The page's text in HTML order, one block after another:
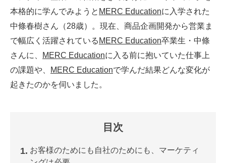
本格的に学んでみようと MERC Educationに入学された
中條春樹さん（28歳）。現在、商品企画開発から営業ま
で幅広く活躍されている MERC Education卒業生・中條
さんに、
MERC Educationに入る前に抱いていた仕事上
の課題や、
MERC Educationで学んだ結果どんな変化が
起きたのかを伺いました。
目次
1 お客様のためにも自社のためにも、マーケティ